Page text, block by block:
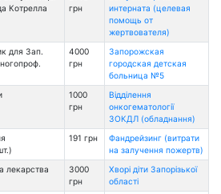
Котрелла
грн
интерната (целевая
помощь от
жертвователя)
для Зап.
4000
грн
Запорожская
городская детская
больница №5
1000
грн
Відділення
онкогематології
ЗОКДЛ (обладнання)
191 грн
Фандрейзинг (витрати
на залучення пожертв)
лекарства
3000
грн
Хворі діти Запорізької
області